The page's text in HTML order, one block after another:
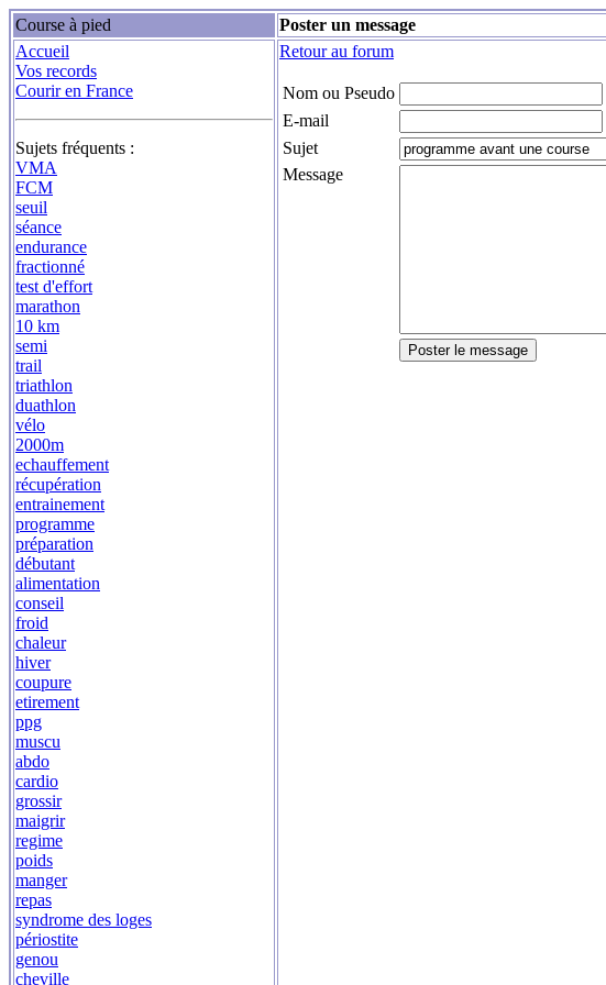
Course à pied
Poster un message
Accueil
Vos records
Courir en France
Sujets fréquents :
VMA
FCM
seuil
séance
endurance
fractionné
test d'effort
marathon
10 km
semi
trail
triathlon
duathlon
vélo
2000m
echauffement
récupération
entrainement
programme
préparation
débutant
alimentation
conseil
froid
chaleur
hiver
coupure
etirement
ppg
muscu
abdo
cardio
grossir
maigrir
regime
poids
manger
repas
syndrome des loges
périostite
genou
cheville
Retour au forum
Nom ou Pseudo
E-mail
Sujet
Message